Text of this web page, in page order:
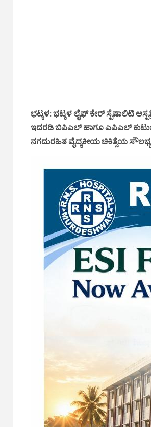
ಭಟ್ಕಳ: ಭಟ್ಕಳ ಲೈಫ್ ಕೇರ್ ಸ್ಪೆಷಾಲಿಟಿ
ಇದರಡಿ ಬಿಪಿಎಲ್ ಹಾಗೂ ಎಪಿಎಲ್
ನಗದುರಹಿತ ವೈದ್ಯಕೀಯ ಚಿಕಿತ್ಸೆಯ